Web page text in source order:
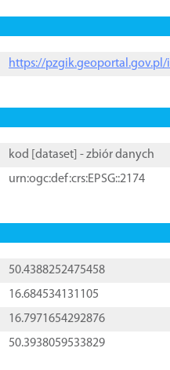
https://
kod [ dataset ] - zbiór danych
urn:ogc:def:crs:EPSG::2174
50.4388252475458
16.684534131105
16.7971654292876
50.3938059533829